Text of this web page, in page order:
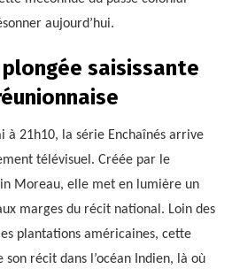
aujourd’hui.
plongée saisissante
à 21h10, la série Enchaînés arrive
télévisuel. Créée par le
Moreau, elle met en lumière un
marges du récit national. Loin des
plantations américaines, cette
récit dans l’océan Indien, là où